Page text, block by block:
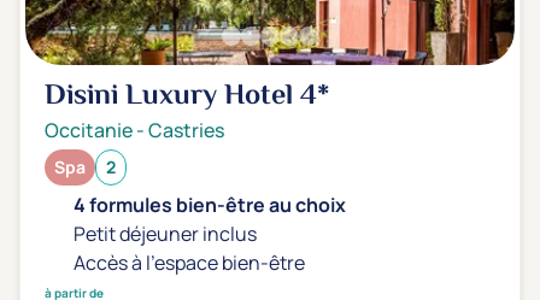
Disini Luxury Hotel4*
Occitanie-Castries
Spa 2
4 formules bien-être au choix
Petit déjeuner inclus
Accès à l'espace bien-être
à partir de